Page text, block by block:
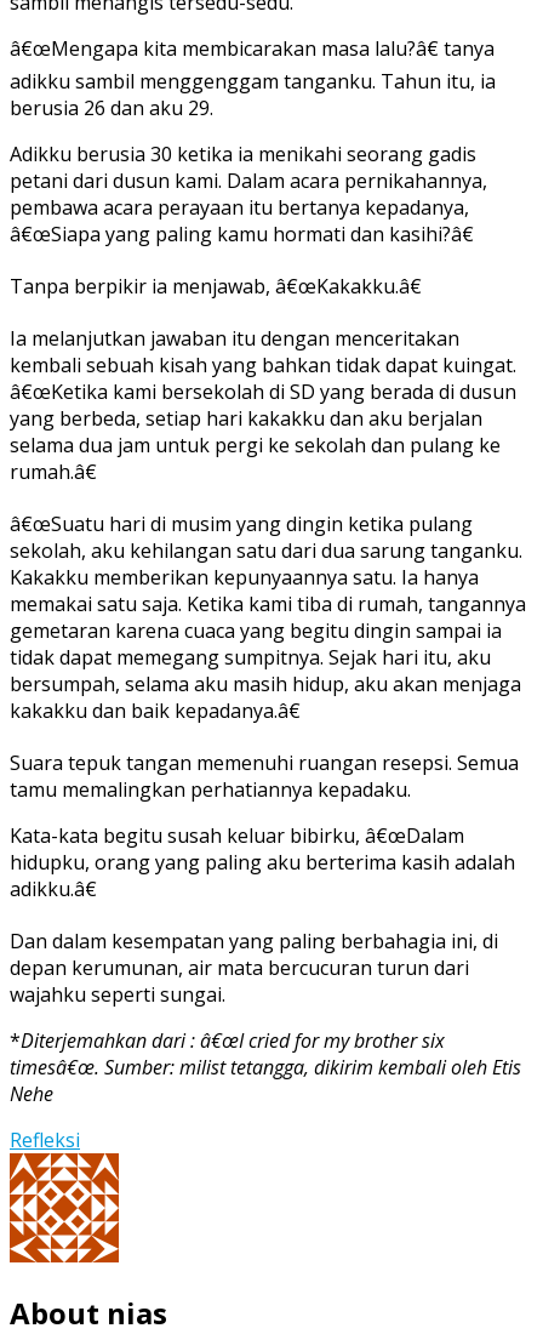
â€œMengapa kita membicarakan masa lalu?â€ tanya
adikku sambil menggenggam tanganku. Tahun itu, ia
berusia 26 dan aku 29.
Adikku berusia 30 ketika ia menikahi seorang gadis
petani dari dusun kami. Dalam acara pernikahannya,
pembawa acara perayaan itu bertanya kepadanya,
â€œSiapa yang paling kamu hormati dan kasihi?â€
Tanpa berpikir ia menjawab, â€œKakakku.â€
Ia melanjutkan jawaban itu dengan menceritakan
kembali sebuah kisah yang bahkan tidak dapat kuingat.
â€œKetika kami bersekolah di SD yang berada di dusun
yang berbeda, setiap hari kakakku dan aku berjalan
selama dua jam untuk pergi ke sekolah dan pulang ke
rumah.â€
â€œSuatu hari di musim yang dingin ketika pulang
sekolah, aku kehilangan satu dari dua sarung tanganku.
Kakakku memberikan kepunyaannya satu. Ia hanya
memakai satu saja. Ketika kami tiba di rumah, tangannya
gemetaran karena cuaca yang begitu dingin sampai ia
tidak dapat memegang sumpitnya. Sejak hari itu, aku
bersumpah, selama aku masih hidup, aku akan menjaga
kakakku dan baik kepadanya.â€
Suara tepuk tangan memenuhi ruangan resepsi. Semua
tamu memalingkan perhatiannya kepadaku.
Kata-kata begitu susah keluar bibirku, â€œDalam
hidupku, orang yang paling aku berterima kasih adalah
adikku.â€
Dan dalam kesempatan yang paling berbahagia ini, di
depan kerumunan, air mata bercucuran turun dari
wajahku seperti sungai.
*Diterjemahkan dari : â€œI cried for my brother six
timesâ€œ. Sumber: milist tetangga, dikirim kembali oleh Etis
Nehe
Refleksi
About nias